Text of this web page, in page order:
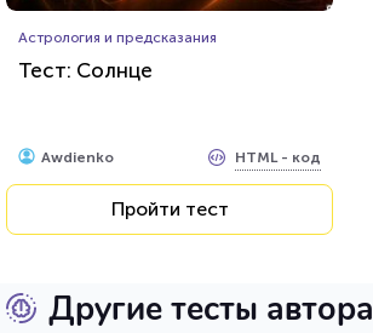
Астрология и предсказания
Тест: Солнце
Awdienko HTML - код
Пройти тест
Другие тесты автора